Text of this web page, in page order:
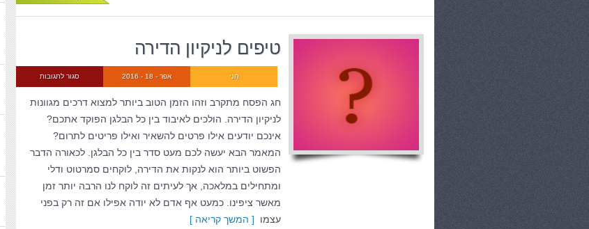
טיפים לניקיון הדירה
סגור לתגובות אפר - 18 - 2016 חני
חג הפסח מתקרב וזהו הזמן הטוב ביותר למצוא דרכים מגוונות
לניקיון הדירה. הולכים לאיבוד בין כל הבלגן הפוקד אתכם?
אינכם יודעים אילו פרטים להשאיר ואילו פריטים לתרום?
המאמר הבא יעשה לכם מעט סדר בין כל הבלגן. לכאורה הדבר
הפשוט ביותר הוא לנקות את הדירה, לוקחים סמרטוט ודלי
ומתחילים במלאכה, אך לעיתים זה לוקח לנו הרבה יותר זמן
מאשר ציפינו. כמעט אף אדם לא יודה אפילו אם זה רק בפני
עצמו [ המשך קריאה ]